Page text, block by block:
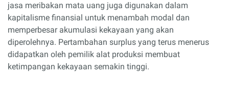
jasa meribakan mata uang juga digunakan dalam
kapitalisme finansial untuk menambah modal dan
memperbesar akumulasi kekayaan yang akan
diperolehnya. Pertambahan surplus yang terus menerus
didapatkan oleh pemilik alat produksi membuat
ketimpangan kekayaan semakin tinggi.